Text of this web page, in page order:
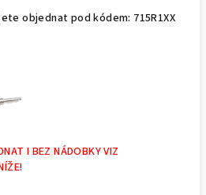
objednat pod kódem: 715R1XX
I BEZ NÁDOBKY VIZ